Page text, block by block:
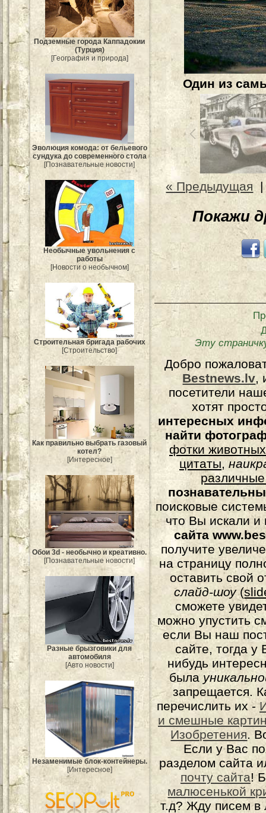
Подземные города Каппадокии
(Турция)
[География и природа]
Эволюция комода: от бельевого
сундука до современного стола
[Познавательные новости]
Необычные увольнения с
работы
[Новости о необычном]
Строительная бригада рабочих
[Строительство]
Как правильно выбрать газовый
котел?
[Интересное]
Обои 3d - необычно и креативно.
[Познавательные новости]
Разные брызговики для
автомобиля
[Авто новости]
Незаменимые блок-контейнеры.
[Интересное]
Один из
« Предыдущая
Покажи
Эту
Добро
Bestnews.lv,
посетители
хотят
интересных
найти
фотки животных
цитаты,
поисковые
что Вы искали и
сайта
получите
на страницу
оставить свой
слайд-шоу(
сможете
можно упустить
если Вы наш
сайте, тогда у
нибудь
была
запрещается.
перечислить их -
и смешные
Изобретения.
Если у Вас
разделом сайта
почту сайта!
малюсенькой
т.д? Жду писем в